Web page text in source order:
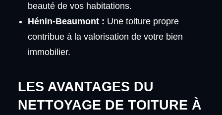
beauté de vos habitations.
Hénin-Beaumont : Une toiture propre
contribue à la valorisation de votre bien
immobilier.
LES AVANTAGES DU
NETTOYAGE DE TOITURE À